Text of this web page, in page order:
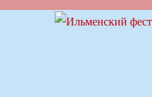
Ильменский